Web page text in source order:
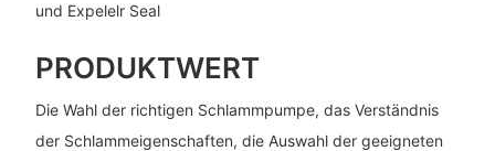
und Expelelr Seal
PRODUKTWERT
Die Wahl der richtigen Schlammpumpe, das Verständnis
der Schlammeigenschaften, die Auswahl der geeigneten